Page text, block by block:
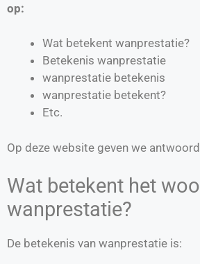
op:
Wat betekent wanprestatie?
Betekenis wanprestatie
wanprestatie betekenis
wanprestatie betekent?
Etc.
Op deze website geven we
Wat betekent het
wanprestatie?
De betekenis van wanprestatie is: